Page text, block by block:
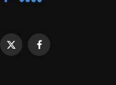
فيسبوك X